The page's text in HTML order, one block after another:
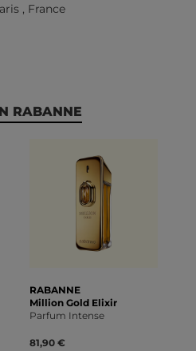
, France
RABANNE
RABANNE
Million Gold Elixir
Parfum Intense
81,90 €